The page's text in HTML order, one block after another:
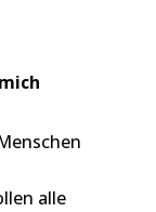
alle